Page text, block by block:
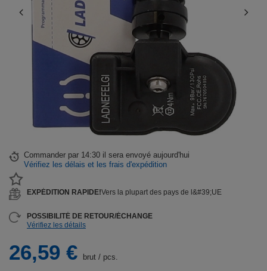
26,59 € brut / pcs.
Commander par 14:30 il sera envoyé aujourd'hui
Vérifiez les délais et les frais d'expédition
EXPÉDITION RAPIDE!Vers la plupart des pays de l&#39;UE
POSSIBILITÉ DE RETOUR/ÉCHANGE
Vérifiez les détails